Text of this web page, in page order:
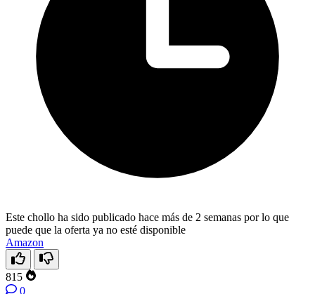
Este chollo ha sido publicado hace más de 2 semanas por lo que
puede que la oferta ya no esté disponible
Amazon
815
0